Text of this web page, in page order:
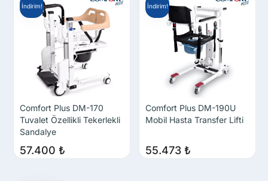
Comfort Plus DM-170
Tuvalet Özellikli Tekerlekli
Sandalye
57.400₺
İndirim!
Comfort Plus DM-190U
Mobil Hasta Transfer Lifti
55.473 ₺
İndirim!